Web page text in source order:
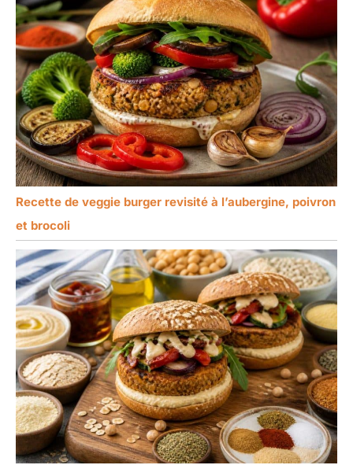
Recette de veggie burger revisité à l’aubergine, poivron
et brocoli